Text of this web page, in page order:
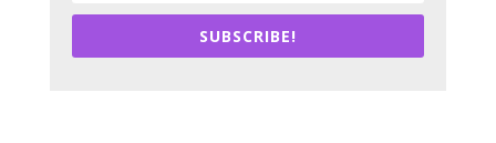
SUBSCRIBE!